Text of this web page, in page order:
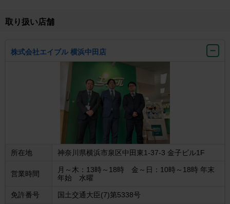
取り扱い店舗
株式会社エイブル 横浜中田店
所在地 神奈川県横浜市泉区中田東1-37-3 金子ビル1F
営業時間
月～木：13時～18時 金～日：10時～18時 年末
年始 水曜
免許番号 国土交通大臣(7)第5338号